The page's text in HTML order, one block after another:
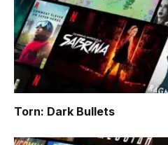
Torn: Dark Bullets